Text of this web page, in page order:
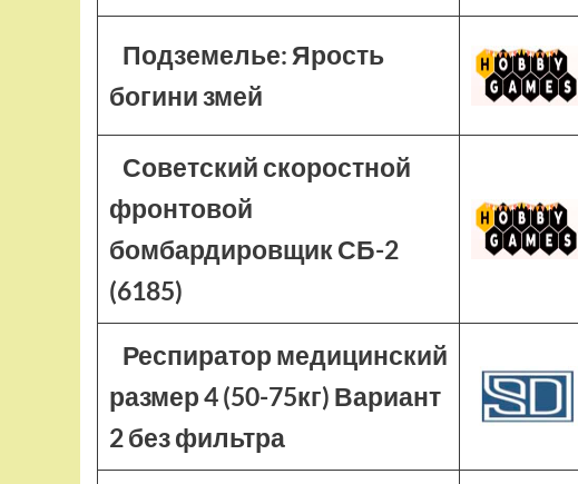
Подземелье: Ярость
богини змей
Советский скоростной
фронтовой
бомбардировщик СБ-2
(6185)
Респиратор медицинский
размер 4 (50-75кг) Вариант
2 без фильтра